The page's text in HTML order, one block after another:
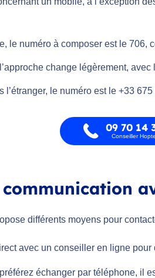
le numéro à composer est le 706,
change légèrement,
le numéro est le +33 675
09 70 14
Conseiller
différents moyens pour
avec un conseiller en ligne
échanger par téléphone, il